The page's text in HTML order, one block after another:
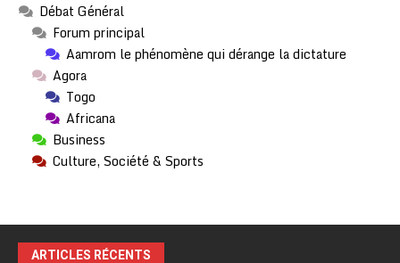
Débat Général
Forum principal
Aamrom le phénomène qui dérange la dictature
Agora
Togo
Africana
Business
Culture, Société & Sports
ARTICLES RÉCENTS